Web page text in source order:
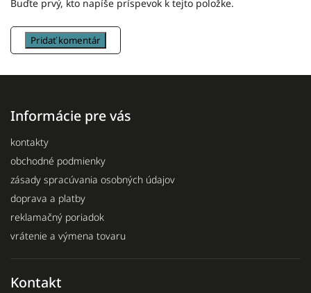
Buďte prvý, kto napíše príspevok k tejto položke.
Pridať komentár
Informácie pre vás
kontakty
obchodné podmienky
zásady spracúvania osobných údajov
doprava a platby
reklamačný poriadok
vrátenie a výmena tovaru
Kontakt